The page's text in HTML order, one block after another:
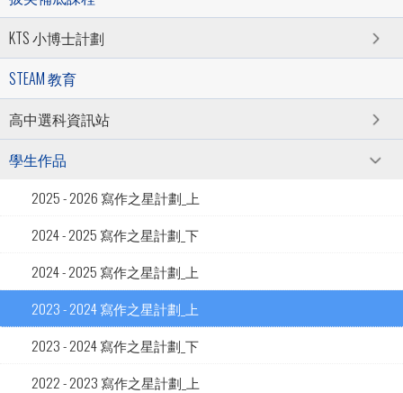
KTS 小博士計劃
STEAM 教育
高中選科資訊站
學生作品
2025 - 2026 寫作之星計劃_上
2024 - 2025 寫作之星計劃_下
2024 - 2025 寫作之星計劃_上
2023 - 2024 寫作之星計劃_上
2023 - 2024 寫作之星計劃_下
2022 - 2023 寫作之星計劃_上